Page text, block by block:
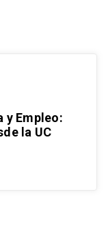
y Empleo:
la UC